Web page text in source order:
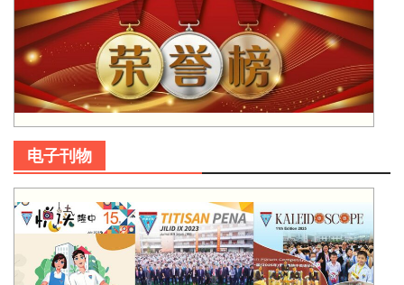
电子刊物